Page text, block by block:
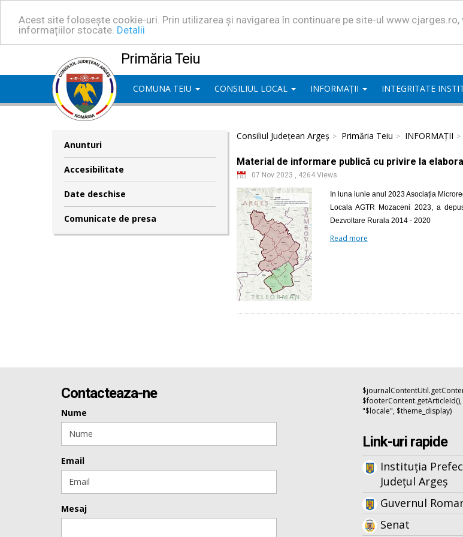
Acest site folosește cookie-uri. Prin utilizarea și navigarea în continuare pe site-ul
informațiilor stocate. Detalii
Primăria Teiu
COMUNA TEIU CONSILIUL LOCAL INFORMAȚII INTEGRITATE
Anunturi
Accesibilitate
Date deschise
Comunicate de presa
Consiliul Județean Argeș Primăria Teiu INFORMAȚII
Material de informare publică cu privire la
07 Nov 2023 , 4264 Views
In luna iunie anul 2023 Asociația
Locala AGTR Mozaceni 2023, a
Dezvoltare Rurala 2014 - 2020
Read more
Contacteaza-ne
Nume
Email
Mesaj
"$locale", $theme_display)
Link-uri rapide
Instituția
Județul Argeș
Guvernul
Senat